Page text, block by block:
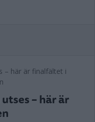
– här är